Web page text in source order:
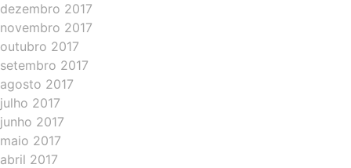
dezembro 2017
novembro 2017
outubro 2017
setembro 2017
agosto 2017
julho 2017
junho 2017
maio 2017
abril 2017